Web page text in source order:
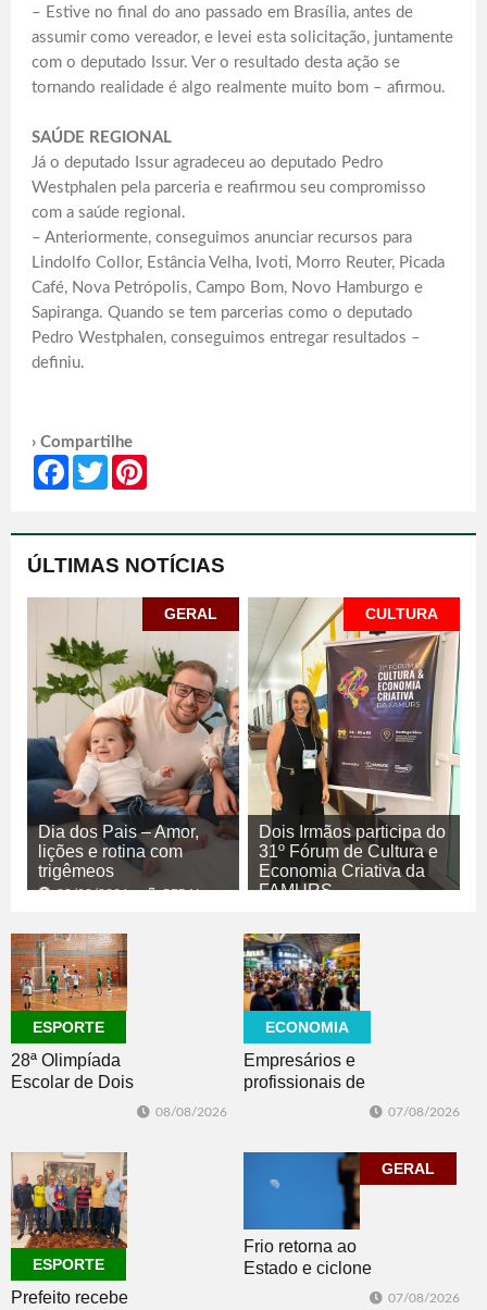
– Estive no final do ano passado em Brasília, antes de
assumir como vereador, e levei esta solicitação, juntamente
com o deputado Issur. Ver o resultado desta ação se
tornando realidade é algo realmente muito bom – afirmou.
SAÚDE REGIONAL
Já o deputado Issur agradeceu ao deputado Pedro
Westphalen pela parceria e reafirmou seu compromisso
com a saúde regional.
– Anteriormente, conseguimos anunciar recursos para
Lindolfo Collor, Estância Velha, Ivoti, Morro Reuter, Picada
Café, Nova Petrópolis, Campo Bom, Novo Hamburgo e
Sapiranga. Quando se tem parcerias como o deputado
Pedro Westphalen, conseguimos entregar resultados –
definiu.
› Compartilhe
Facebook
Twitter
ÚLTIMAS NOTÍCIAS
GERAL
Dia dos Pais – Amor,
lições e rotina com
trigêmeos
08/08/2026 GERAL
CULTURA
Dois Irmãos participa do
31º Fórum de Cultura e
Economia Criativa da
FAMURS
CULTURA
ESPORTE
28ª Olimpíada
Escolar de Dois
08/08/2026
ECONOMIA
Empresários e
profissionais de
07/08/2026
ESPORTE
Prefeito recebe
GERAL
Frio retorna ao
Estado e ciclone
07/08/2026